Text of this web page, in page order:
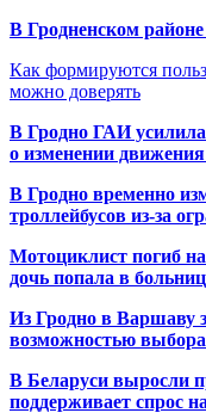
В Гродненском
Как формируются
можно доверять
В Гродно ГАИ усилила
о изменении движения
В Гродно временно
троллейбусов из-за
Мотоциклист погиб на
дочь попала в
Из Гродно в Варшаву
возможностью выбора
В Беларуси выросли
поддерживает спрос